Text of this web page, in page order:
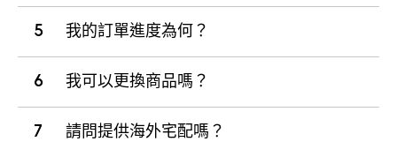
5 我的訂單進度為何？
6 我可以更換商品嗎？
7 請問提供海外宅配嗎？